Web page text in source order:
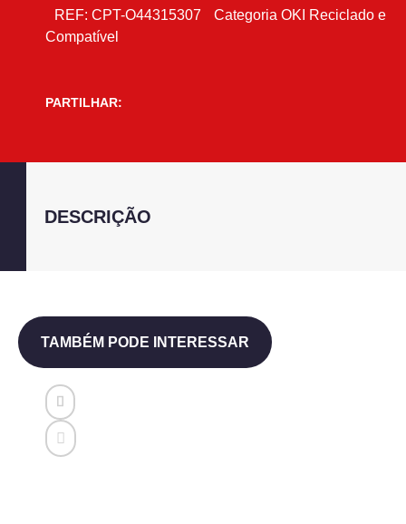
REF: CPT-O44315307 Categoria OKI Reciclado e
Compatível
PARTILHAR:
DESCRIÇÃO
TAMBÉM PODE INTERESSAR